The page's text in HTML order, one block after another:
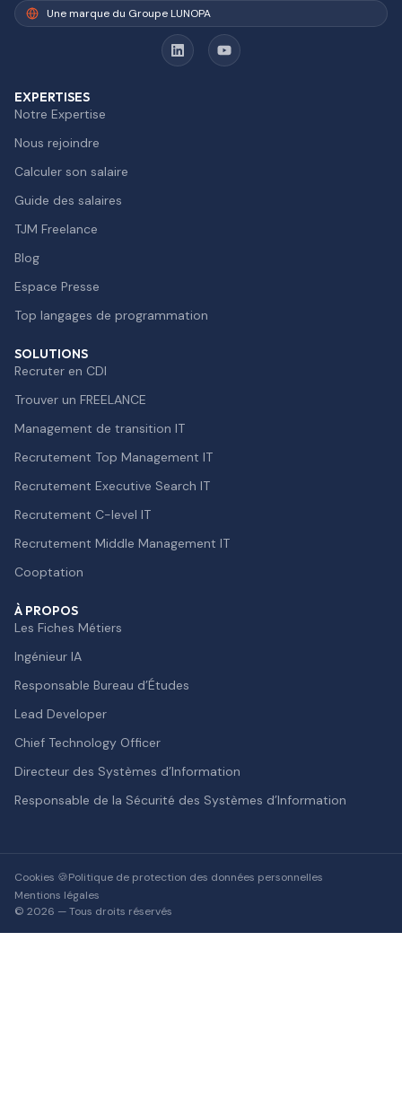
Une marque du Groupe LUNOPA
EXPERTISES
Notre Expertise
Nous rejoindre
Calculer son salaire
Guide des salaires
TJM Freelance
Blog
Espace Presse
Top langages de programmation
SOLUTIONS
Recruter en CDI
Trouver un FREELANCE
Management de transition IT
Recrutement Top Management IT
Recrutement Executive Search IT
Recrutement C-level IT
Recrutement Middle Management IT
Cooptation
À PROPOS
Les Fiches Métiers
Ingénieur IA
Responsable Bureau d’Études
Lead Developer
Chief Technology Officer
Directeur des Systèmes d’Information
Responsable de la Sécurité des Systèmes d’Information
© 2026 — Tous droits réservés
Cookies 🍪Politique de protection des données personnelles
Mentions légales